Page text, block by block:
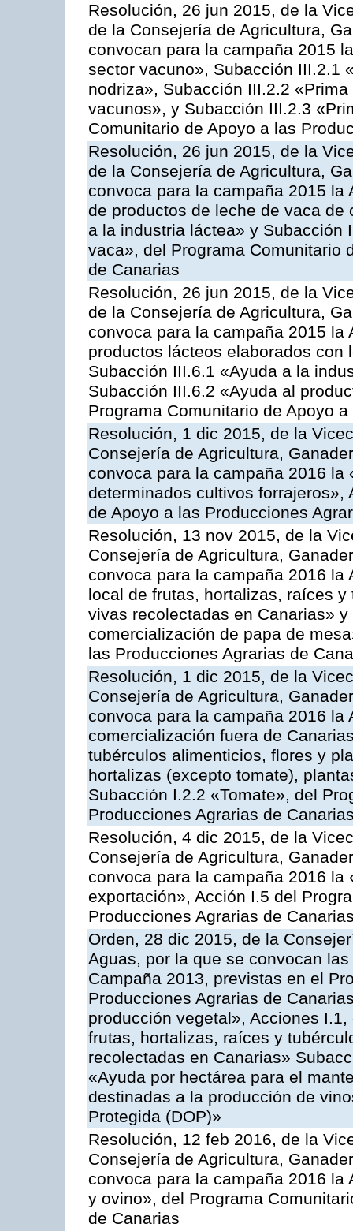
Resolución, 26 jun 2015, de la
de la Consejería de Agricultura,
convocan para la campaña 2015
sector vacuno», Subacción III.2.1
nodriza», Subacción III.2.2
vacunos», y Subacción III.2.3
Comunitario de Apoyo a las
Resolución, 26 jun 2015, de la
de la Consejería de Agricultura,
convoca para la campaña 2015
de productos de leche de vaca
a la industria láctea» y Subacción
vaca», del Programa Comunitario
de Canarias
Resolución, 26 jun 2015, de la
de la Consejería de Agricultura,
convoca para la campaña 2015
productos lácteos elaborados
Subacción III.6.1 «Ayuda a la
Subacción III.6.2 «Ayuda al
Programa Comunitario de Apoyo
Resolución, 1 dic 2015, de la
Consejería de Agricultura,
convoca para la campaña 2016 la
determinados cultivos forrajeros»,
de Apoyo a las Producciones
Resolución, 13 nov 2015, de la
Consejería de Agricultura,
convoca para la campaña 2016
local de frutas, hortalizas, raíces
vivas recolectadas en Canarias»
comercialización de papa de
las Producciones Agrarias de
Resolución, 1 dic 2015, de la
Consejería de Agricultura,
convoca para la campaña 2016 la
comercialización fuera de
tubérculos alimenticios, flores y
hortalizas (excepto tomate),
Subacción I.2.2 «Tomate», del
Producciones Agrarias de
Resolución, 4 dic 2015, de la
Consejería de Agricultura,
convoca para la campaña 2016
exportación», Acción I.5 del
Producciones Agrarias de
Orden, 28 dic 2015, de la
Aguas, por la que se convocan
Campaña 2013, previstas en el
Producciones Agrarias de
producción vegetal», Acciones
frutas, hortalizas, raíces y
recolectadas en Canarias»
«Ayuda por hectárea para el
destinadas a la producción de
Protegida (DOP)»
Resolución, 12 feb 2016, de la
Consejería de Agricultura,
convoca para la campaña 2016
y ovino», del Programa
de Canarias